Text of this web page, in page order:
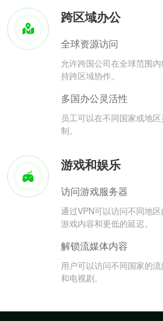
跨区域办公
全球资源访问
允许跨国公司在全球范围
持跨区域协作。
多国办公灵活性
员工可以在不同国家或地
制。
游戏和娱乐
访问游戏服务器
通过VPN可以访问不同地
游戏内容和更低的延迟。
解锁流媒体内容
用户可以访问不同国家的
和电视剧。